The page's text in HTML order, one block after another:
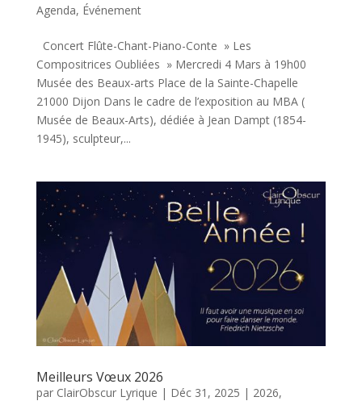
Agenda, Événement
Concert Flûte-Chant-Piano-Conte » Les
Compositrices Oubliées » Mercredi 4 Mars à 19h00
Musée des Beaux-arts Place de la Sainte-Chapelle
21000 Dijon Dans le cadre de l’exposition au MBA (
Musée de Beaux-Arts), dédiée à Jean Dampt (1854-
1945), sculpteur,...
Meilleurs Vœux 2026
par ClairObscur Lyrique | Déc 31, 2025 | 2026,